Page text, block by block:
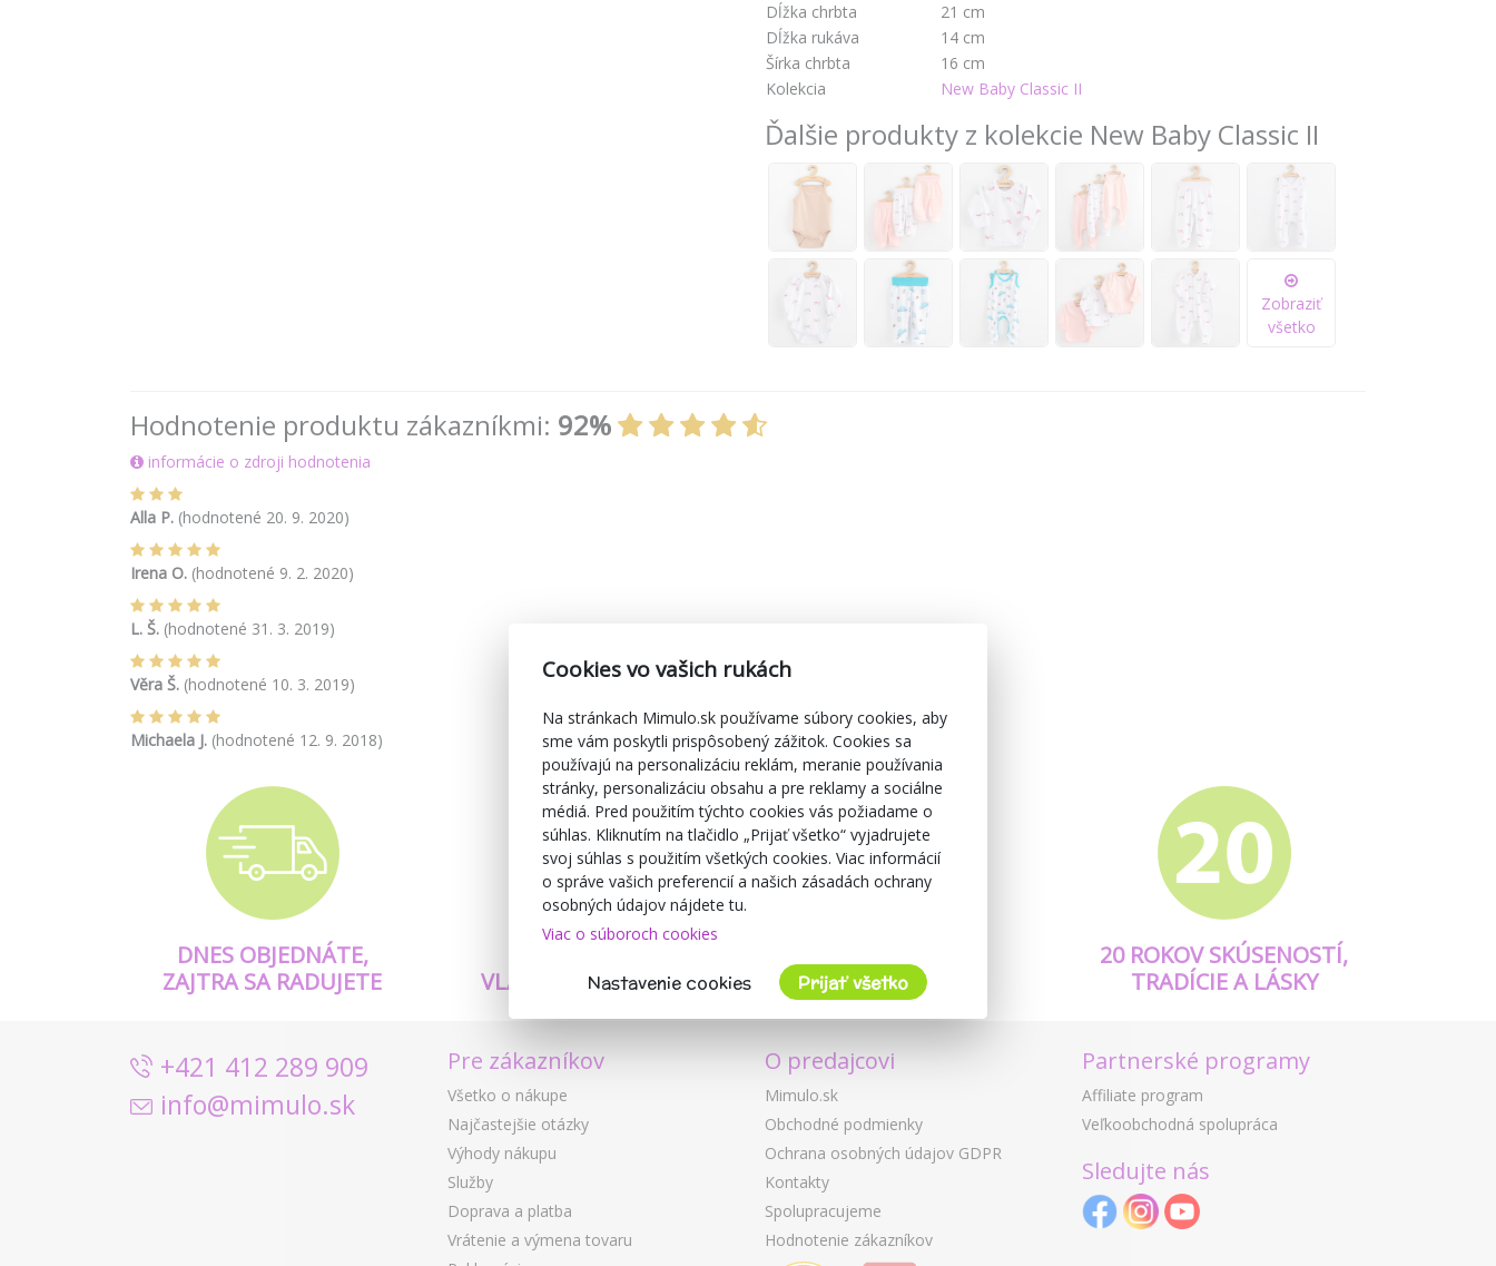
Dĺžka chrbta
21 cm
Dĺžka rukáva
14 cm
Šírka chrbta
16 cm
Kolekcia
New Baby Classic II
Ďalšie produkty z kolekcie New Baby Classic II
Zobraziť
všetko
Hodnotenie produktu zákazníkmi: 92%
informácie o zdroji hodnotenia
Alla P. (hodnotené 20. 9. 2020)
Irena O. (hodnotené 9. 2. 2020)
L. Š. (hodnotené 31. 3. 2019)
Věra Š. (hodnotené 10. 3. 2019)
Michaela J. (hodnotené 12. 9. 2018)
DNES OBJEDNÁTE,
ZAJTRA SA RADUJETE
VLASTNÉ PRODUKTY
A KVALITA
20 ROKOV SKÚSENOSTÍ,
TRADÍCIE A LÁSKY
+421 412 289 909
info@mimulo.sk
Pre zákazníkov
Všetko o nákupe
Najčastejšie otázky
Výhody nákupu
Služby
Doprava a platba
Vrátenie a výmena tovaru
O predajcovi
Mimulo.sk
Obchodné podmienky
Ochrana osobných údajov GDPR
Kontakty
Spolupracujeme
Hodnotenie zákazníkov
Partnerské programy
Affiliate program
Veľkoobchodná spolupráca
Sledujte nás
Cookies vo vašich rukách
Na stránkach Mimulo.sk používame súbory cookies, aby
sme vám poskytli prispôsobený zážitok. Cookies sa
používajú na personalizáciu reklám, meranie používania
stránky, personalizáciu obsahu a pre reklamy a sociálne
médiá. Pred použitím týchto cookies vás požiadame o
súhlas. Kliknutím na tlačidlo „Prijať všetko“ vyjadrujete
svoj súhlas s použitím všetkých cookies. Viac informácií
o správe vašich preferencií a našich zásadách ochrany
osobných údajov nájdete tu.
Viac o súboroch cookies
Nastavenie cookies Prijať všetko